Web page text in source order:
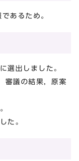
あるため。
選出しました。
審議の結果，原案
た。